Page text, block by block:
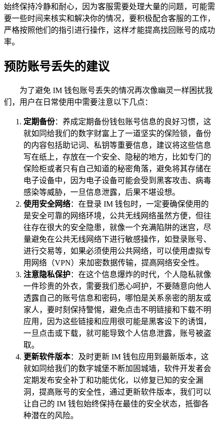
始终保持冷静和耐心，因为客服需要处理大量的问题，可能需
要一些时间来核实和解决你的情况，要积极配合客服的工作，
严格按照他们的指引进行操作，这样才能提高找回账号的成功
率。
预防账号丢失的建议
为了避免 IM 钱包账号丢失的情况再次像幽灵一样困扰我
们，用户在日常使用中需要注意以下几点：
定期备份：养成定期备份钱包账号信息的良好习惯，这
就如同给我们的数字财富上了一道坚实的保险锁，备份
的内容包括助记词、私钥等重要信息，建议将这些信息
写在纸上，存放在一个安全、隐秘的地方，比如专门的
保险柜或者只有自己知道的秘密角落，避免将其存储在
电子设备中，因为电子设备可能会受到黑客攻击、病毒
感染等威胁，一旦信息泄露，后果不堪设想。
使用安全网络：在登录 IM 钱包时，一定要确保使用的
是安全可靠的网络环境，公共无线网络虽然方便，但往
往存在很大的安全隐患，就像一个充满陷阱的迷宫，尽
量避免在公共无线网络下进行敏感操作，如登录账号、
进行交易等，如果必须使用公共网络，可以使用虚拟专
用网络（VPN）来加密数据传输，提高网络安全性。
注意隐私保护：在这个信息爆炸的时代，个人隐私就像
一件珍贵的外衣，需要我们悉心呵护，不要随意向他人
透露自己的账号信息和密码，哪怕是关系亲密的朋友或
家人，要时刻保持警惕，避免点击不明链接和下载不明
应用，因为这些链接和应用很可能是黑客设下的诱饵，
一旦点击或下载，就可能导致个人信息泄露，账号被盗
取。
更新软件版本：及时更新 IM 钱包应用到最新版本，这
就如同给我们的数字城堡不断加固城墙，软件开发者会
定期发布安全补丁和功能优化，以修复已知的安全漏
洞，提高账号的安全性，通过更新软件版本，我们可以
让自己的 IM 钱包始终保持在最佳的安全状态，抵御各
种潜在的风险。